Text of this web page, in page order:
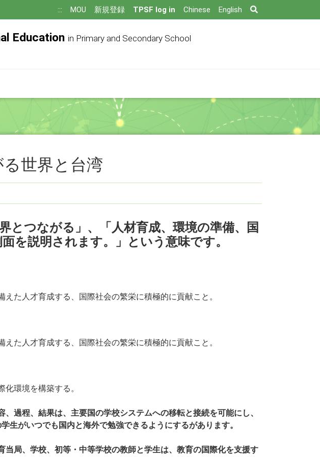
::: MOU 新規登録 TPSF log in Chinese English
Education in Primary and Secondary School
世界と台湾
とつながる」、「人材育成、環境の準備、国
を説明されます。」という意味です。
えた人才育成する、国際社会の繁栄に積極的に貢献こと。
えた人才育成する、国際社会の繁栄に積極的に貢献こと。
化環境を構築する。
、過程、結果は、主要国の学校システムへの移転と接続を可能にし、
生がいつでも国内と海外で勉強できるようにするがあります。
当局、学校、初等・中等学校の教師と学生は、教育の国際化を支援す